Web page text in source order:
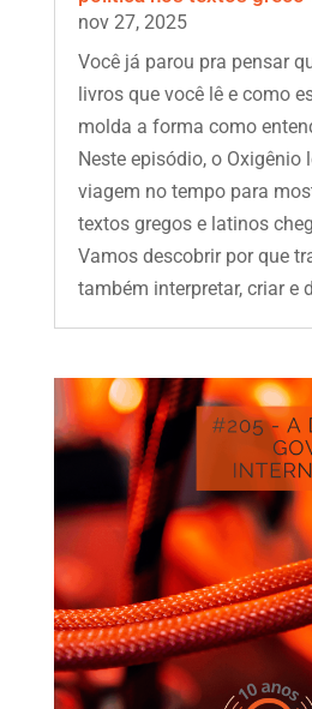
nov 27, 2025
Você já parou pra pensar
livros que você lê e como
molda a forma como
Neste episódio, o Oxigênio
viagem no tempo para
textos gregos e latinos
Vamos descobrir por que
também interpretar, criar e